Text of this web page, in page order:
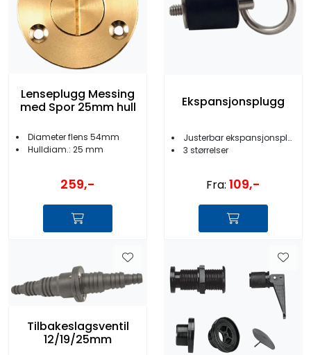
Lenseplugg Messing
med Spor 25mm hull
Diameter flens 54mm
Hulldiam.: 25 mm
259,-
Ekspansjonsplugg
Justerbar ekspansjonsplugg
3 størrelser
Fra: 109,-
Tilbakeslagsventil
12/19/25mm